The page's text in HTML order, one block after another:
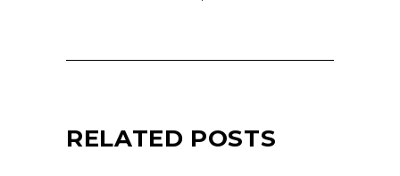
RELATED POSTS